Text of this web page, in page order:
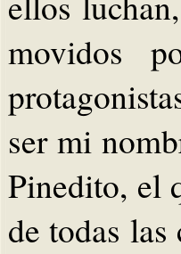
movidos
ser mi
Pinedito, el
de todas